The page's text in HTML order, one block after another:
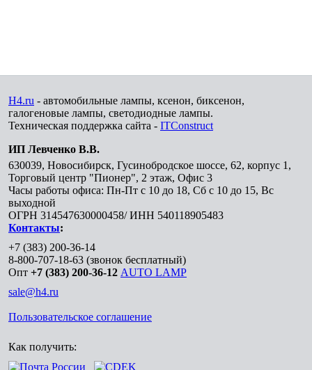
H4.ru - автомобильные лампы, ксенон, биксенон,
галогеновые лампы, светодиодные лампы.
Техническая поддержка сайта - ITConstruct
ИП Левченко В.В.
630039, Новосибирск, Гусинобродское шоссе, 62, корпус 1,
Торговый центр "Пионер", 2 этаж, Офис 3
Часы работы офиса: Пн-Пт с 10 до 18, Сб с 10 до 15, Вс
выходной
ОГРН 314547630000458/ ИНН 540118905483
Контакты:
+7 (383) 200-36-14
8-800-707-18-63 (звонок бесплатный)
Опт +7 (383) 200-36-12 AUTO LAMP
sale@h4.ru
Пользовательское соглашение
Как получить: